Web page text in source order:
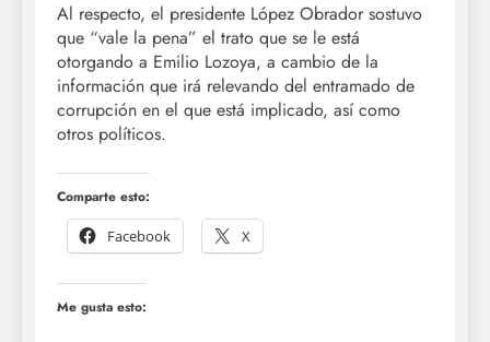
Al respecto, el presidente López Obrador sostuvo
que “vale la pena” el trato que se le está
otorgando a Emilio Lozoya, a cambio de la
información que irá relevando del entramado de
corrupción en el que está implicado, así como
otros políticos.
Comparte esto:
Facebook
X
Me gusta esto: